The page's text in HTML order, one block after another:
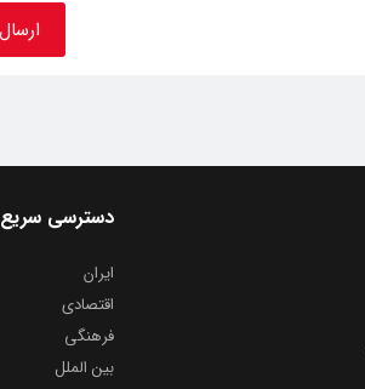
دسترسی سریع
ایران
اقتصادی
فرهنگی
بین الملل